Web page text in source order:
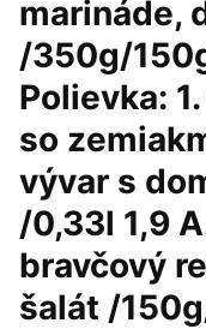
marináde,
/350g/
Polievka:
so
vývar s
/0,33l 1,9
bravčový
šalát /